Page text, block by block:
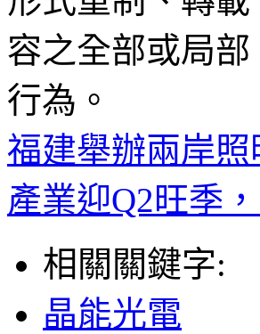
容之全部或局
行為。
福建舉辦兩岸
產業迎Q2旺季
相關關鍵字:
晶能光電